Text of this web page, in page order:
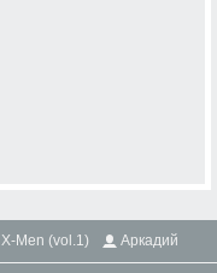
X-Men (vol.1) Аркадий